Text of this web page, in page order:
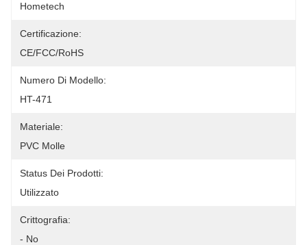
Hometech
Certificazione:
CE/FCC/RoHS
Numero Di Modello:
HT-471
Materiale:
PVC Molle
Status Dei Prodotti:
Utilizzato
Crittografia:
- No